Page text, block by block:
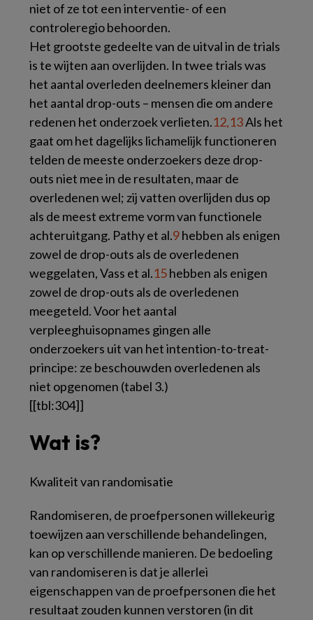
niet of ze tot een interventie- of een
controleregio behoorden.
Het grootste gedeelte van de uitval in de trials
is te wijten aan overlijden. In twee trials was
het aantal overleden deelnemers kleiner dan
het aantal drop-outs – mensen die om andere
redenen het onderzoek verlieten.12,13Als het
gaat om het dagelijks lichamelijk functioneren
telden de meeste onderzoekers deze drop-
outs niet mee in de resultaten, maar de
overledenen wel; zij vatten overlijden dus op
als de meest extreme vorm van functionele
achteruitgang. Pathy et al.9hebben als enigen
zowel de drop-outs als de overledenen
weggelaten, Vass et al.15hebben als enigen
zowel de drop-outs als de overledenen
meegeteld. Voor het aantal
verpleeghuisopnames gingen alle
onderzoekers uit van hetintention-to-treat-
principe: ze beschouwden overledenen als
niet opgenomen (tabel 3.)
[[tbl:304]]
Wat is?
Kwaliteit van randomisatie
Randomiseren, de proefpersonen willekeurig
toewijzen aan verschillende behandelingen,
kan op verschillende manieren. De bedoeling
van randomiseren is dat je allerlei
eigenschappen van de proefpersonen die het
resultaat zouden kunnen verstoren (in dit